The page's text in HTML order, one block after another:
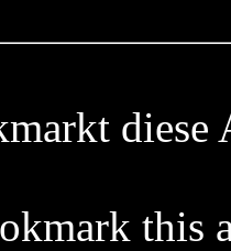
this